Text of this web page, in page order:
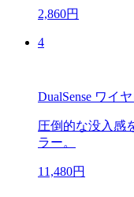
2,860円
4
DualSense ワイ
圧倒的な没入感
ラー。
11,480円